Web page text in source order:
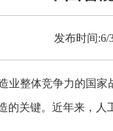
发布时间
业整体竞争力的国
的关键。近年来，